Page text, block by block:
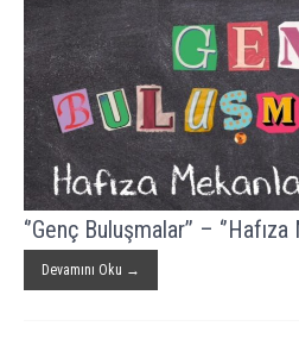
‘’Genç Buluşmalar’’ –
Devamını Oku →